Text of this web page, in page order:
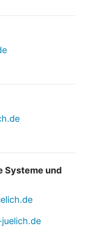
Systeme und